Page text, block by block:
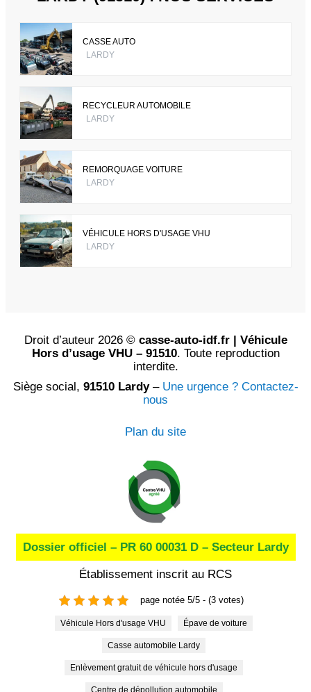
CASSE AUTO
LARDY
RECYCLEUR AUTOMOBILE
LARDY
REMORQUAGE VOITURE
LARDY
VÉHICULE HORS D'USAGE VHU
LARDY
Droit d’auteur 2026 © casse-auto-idf.fr | Véhicule
Hors d’usage VHU – 91510. Toute reproduction
interdite.
Siège social, 91510 Lardy– Une urgence ? Contactez-
nous
Plan du site
Dossier officiel – PR 60 00031 D – Secteur Lardy
Établissement inscrit au RCS
page notée 5/5 - (3 votes)
Véhicule Hors d'usage VHU Épave de voiture
Casse automobile Lardy
Enlèvement gratuit de véhicule hors d'usage
Centre de dépollution automobile